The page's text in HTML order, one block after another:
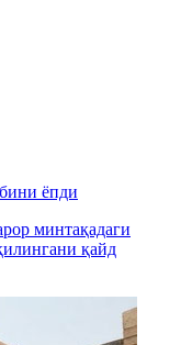
ёпди
минтақадаги
қайд